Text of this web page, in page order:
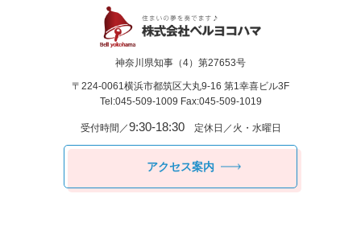
神奈川県知事（4）第27653号
〒224-0061横浜市都筑区⼤丸9-16 第1幸喜ビル3F
Tel:045-509-1009 Fax:045-509-1019
受付時間／9:30-18:30定休日／火・水曜日
アクセス案内